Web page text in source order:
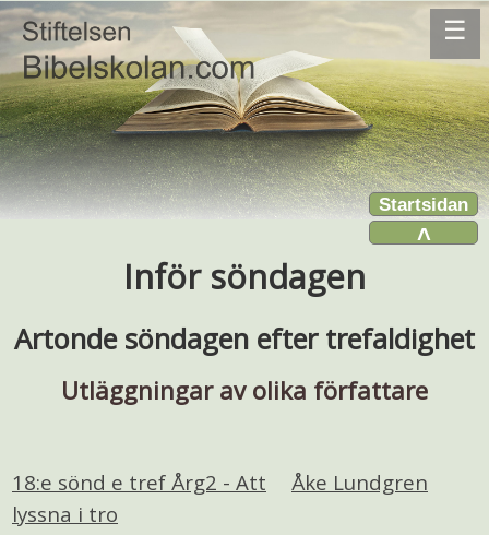
☰
Startsidan
˄
Inför söndagen
Artonde söndagen efter trefaldighet
Utläggningar av olika författare
18:e sönd e tref Årg2 - Att
lyssna i tro
Åke Lundgren